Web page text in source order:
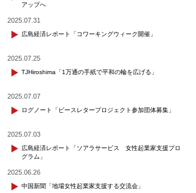
アップへ
2025.07.31
広島経済レポート「コワーキングウィーク開催」
2025.07.25
TJHiroshima「1万通の手紙で平和の輪を広げる」
2025.07.07
ログノート「ピースレタープロジェクト参加団体募集」
2025.07.03
広島経済レポート「ソアラサービス 女性起業家支援プロ
グラム」
2025.06.26
中国新聞「地場女性起業家支援する交流会」